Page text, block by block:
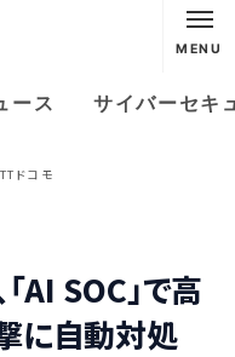
MENU
ース サイバーセキ
AI SOC」で高
に自動対処